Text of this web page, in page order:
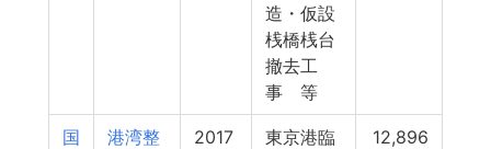
造・仮設
桟橋桟台
撤去工
事 等
国
港湾整
2017
東京港臨
12,896